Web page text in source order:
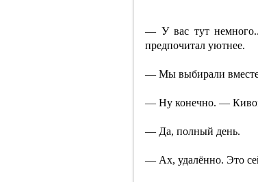
— У вас тут
предпочитал уютнее.
— Мы выбирали
— Ну конечно. —
— Да, полный день.
— Ах, удалённо. Это